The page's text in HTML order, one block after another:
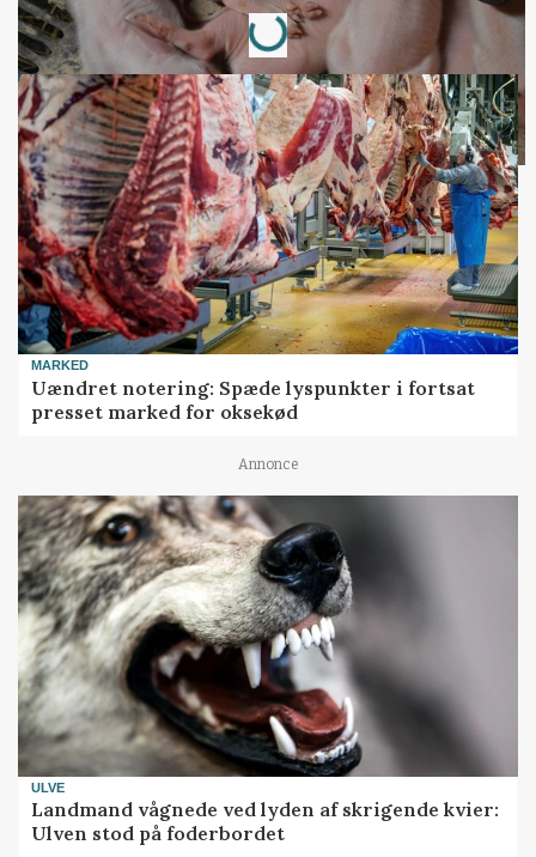
MARKED
Uændret notering: Spæde lyspunkter i fortsat
presset marked for oksekød
Annonce
ULVE
Landmand vågnede ved lyden af skrigende kvier:
Ulven stod på foderbordet